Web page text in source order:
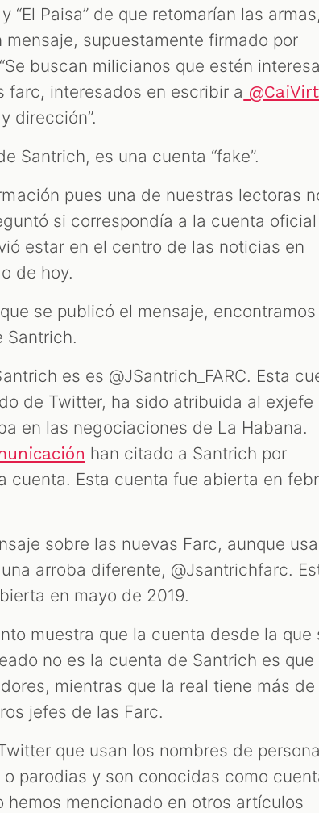
“El Paisa” de que retomarían las
supuestamente firmado por
buscan milicianos que estén
farc, interesados en escribir a
dirección”.
Santrich, es una cuenta “fake”.
pues una de nuestras lectoras
si correspondía a la cuenta
estar en el centro de las noticias en
de hoy.
se publicó el mensaje, encontramos
Santrich.
es es @JSantrich_FARC. Esta
de Twitter, ha sido atribuida al exjefe
en las negociaciones de La Habana.
han citado a Santrich por
cuenta. Esta cuenta fue abierta en
sobre las nuevas Farc, aunque
arroba diferente, @Jsantrichfarc.
en mayo de 2019.
muestra que la cuenta desde la que
no es la cuenta de Santrich es que
mientras que la real tiene más de
jefes de las Farc.
que usan los nombres de
parodias y son conocidas como
hemos mencionado en otros artículos